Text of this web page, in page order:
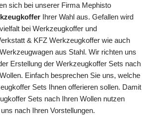
sich bei unserer Firma Mephisto
Ihrer Wahl aus. Gefallen wird
bei Werkzeugkoffer und
& KFZ Werkzeugkoffer wie auch
aus Stahl. Wir richten uns
Erstellung der Werkzeugkoffer Sets nach
Einfach besprechen Sie uns, welche
Sets Ihnen offerieren sollen. Damit
Sets nach Ihren Wollen nutzen
nach Ihren Vorstellungen.